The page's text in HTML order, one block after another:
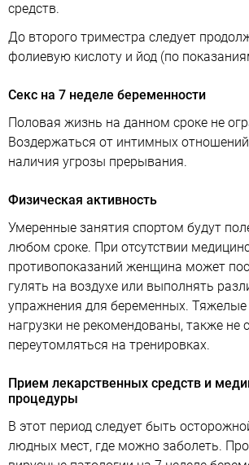
средств.
До второго триместра следует
фолиевую кислоту и йод (по
Секс на 7 неделе беременности
Половая жизнь на данном сроке не
Воздержаться от интимных отношений
наличия угрозы прерывания.
Физическая активность
Умеренные занятия спортом будут
любом сроке. При отсутствии
противопоказаний женщина может
гулять на воздухе или выполнять
упражнения для беременных. Тяжелые
нагрузки не рекомендованы, также не
переутомляться на тренировках.
Прием лекарственных средств и
процедуры
В этот период следует быть
людных мест, где можно заболеть.